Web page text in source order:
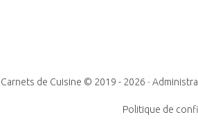
Carnets de Cuisine © 2019 - 2026 -
Politique de